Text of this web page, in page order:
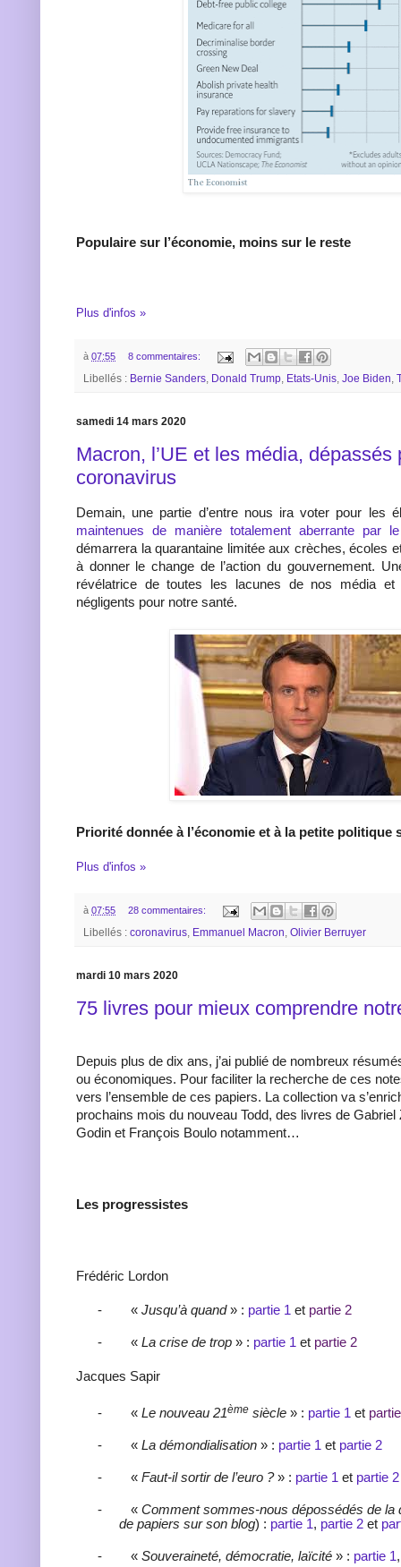
Populaire sur l’économie, moins sur le reste
Plus d'infos »
à 07:55 8 commentaires:
Libellés : Bernie Sanders, Donald Trump, Etats-Unis, Joe Biden,
samedi 14 mars 2020
Macron, l’UE et les média, dépassés
coronavirus
Demain, une partie d’entre nous ira voter pour les
maintenues de manière totalement aberrante par
démarrera la quarantaine limitée aux crèches, écoles
à donner le change de l’action du gouvernement.
révélatrice de toutes les lacunes de nos média et
négligents pour notre santé.
Priorité donnée à l’économie et à la petite politique
Plus d'infos »
à 07:55 28 commentaires:
Libellés : coronavirus, Emmanuel Macron, Olivier Berruyer
mardi 10 mars 2020
75 livres pour mieux comprendre
Depuis plus de dix ans, j’ai publié de nombreux
ou économiques. Pour faciliter la recherche de ces
vers l’ensemble de ces papiers. La collection va
prochains mois du nouveau Todd, des livres de
Godin et François Boulo notamment…
Les progressistes
Frédéric Lordon
- « Jusqu’à quand» : partie 1 et partie 2
- « La crise de trop » : partie 1 et partie 2
Jacques Sapir
- « Le nouveau 21ème siècle » : partie 1 et
- « La démondialisation » : partie 1 et partie 2
- « Faut-il sortir de l’euro ?» : partie 1 et partie 2
- « Comment sommes-nous dépossédés de la
de papiers sur son blog) : partie 1, partie 2 et
- « Souveraineté, démocratie, laïcité » : partie 1